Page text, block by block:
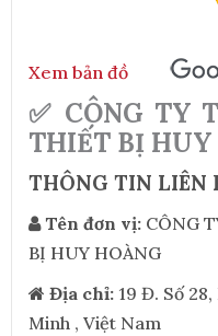
Xem bản đồ
✅ CÔNG TY
THIẾT BỊ HUY
THÔNG TIN LIÊN
Tên đơn vị: CÔNG
BỊ HUY HOÀNG
Địa chỉ: 19 Đ. Số
Minh , Việt Nam